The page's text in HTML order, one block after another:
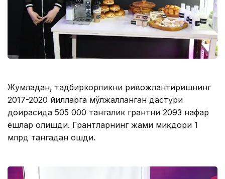
Жумладан, тадбиркорликни ривожлантиришнинг
2017-2020 йилларга мўлжалланган дастури
доирасида 505 000 тангалик грантни 2093 нафар
ёшлар олишди. Грантларнинг жами миқдори 1
млрд тангадан ошди.